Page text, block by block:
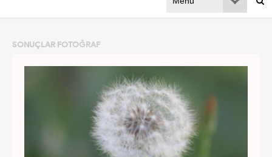
SONUÇLAR FOTOĞRAF